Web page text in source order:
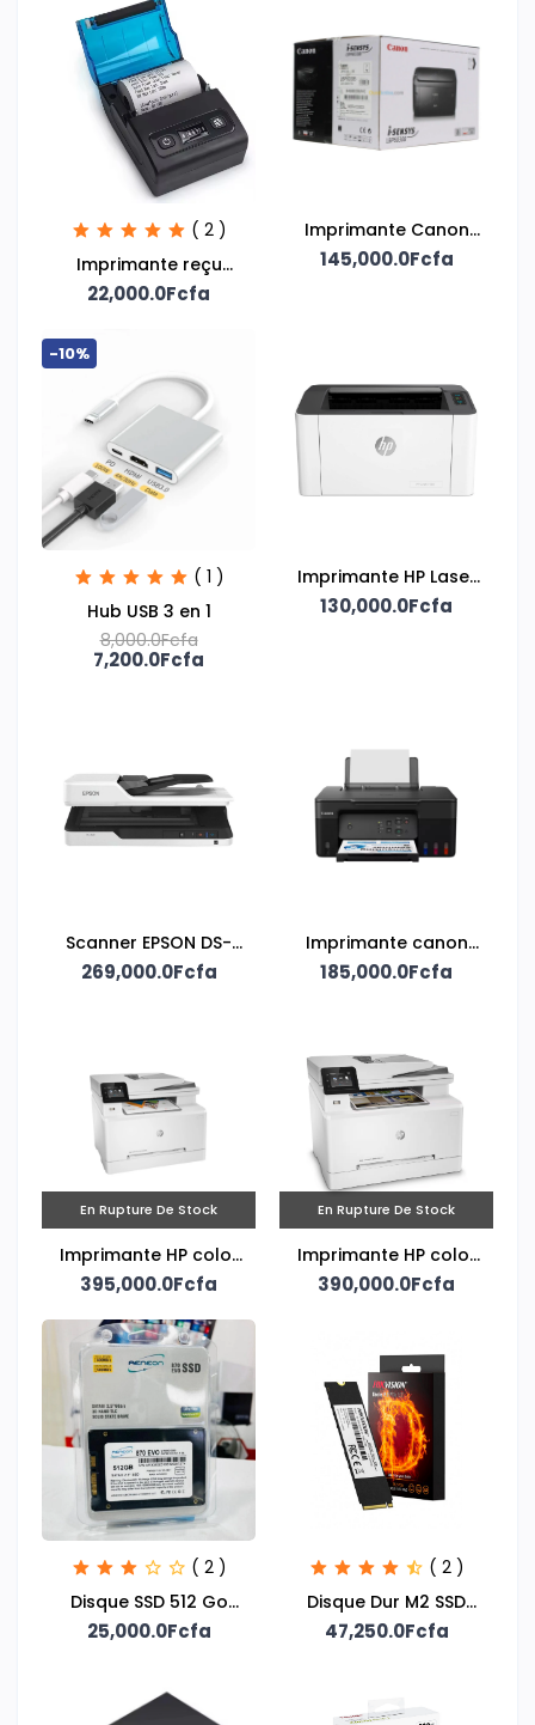
( 2 )
Imprimante reçu
Bluetooth
22,000.0Fcfa
Imprimante Canon
LBP6030B
145,000.0Fcfa
-10%
( 1 )
Hub USB 3 en 1
8,000.0Fcfa
7,200.0Fcfa
Imprimante HP Laser
107A
130,000.0Fcfa
Scanner EPSON DS-
1630
269,000.0Fcfa
Imprimante canon
pixma G2470
185,000.0Fcfa
En Rupture De Stock
Imprimante HP color
LaserJet Pro MFP
395,000.0Fcfa
En Rupture De Stock
Imprimante HP color
LaserJet Pro MFP
390,000.0Fcfa
( 2 )
Disque SSD 512 Go
Aeneon
25,000.0Fcfa
( 2 )
Disque Dur M2 SSD
Hikvision
47,250.0Fcfa